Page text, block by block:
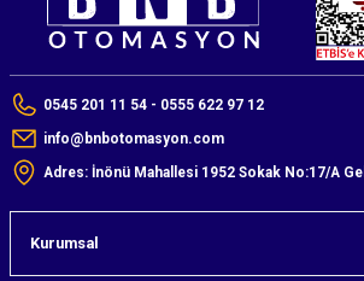
0545 201 11 54 - 0555 622 97 12
info@bnbotomasyon.com
Adres: İnönü Mahallesi 1952 Sokak No:17/A
Kurumsal